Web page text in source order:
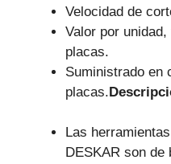
Velocidad de
Valor por
placas.
Suministrado en
placas.
Las
DESKAR son de